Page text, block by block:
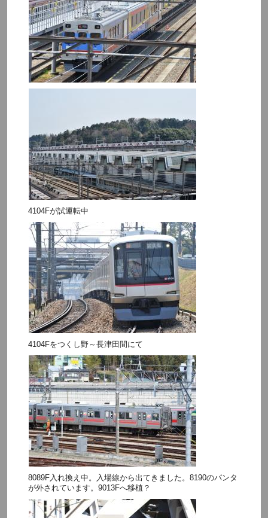
4104Fが試運転中
4104Fをつくし野～長津田間にて
8089F入れ換え中。入場線から出てきました。8190のパンタ
が外されています。9013Fへ移植？